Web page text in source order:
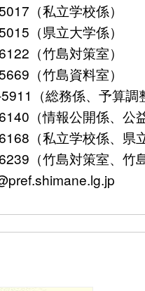
（私立学校係）
（県立大学係）
（竹島対策室）
（竹島資料室）
（総務係、予算調
情報公開係、公益
私立学校係、県立
竹島対策室、竹島